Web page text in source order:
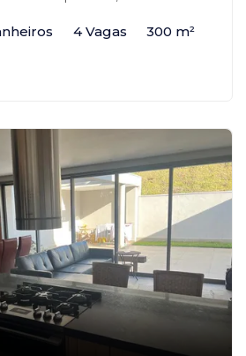
4 Vagas 300 m²